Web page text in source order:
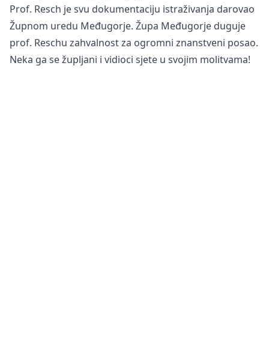
Prof. Resch je svu dokumentaciju istraživanja darovao
Župnom uredu Međugorje. Župa Međugorje duguje
prof. Reschu zahvalnost za ogromni znanstveni posao.
Neka ga se župljani i vidioci sjete u svojim molitvama!